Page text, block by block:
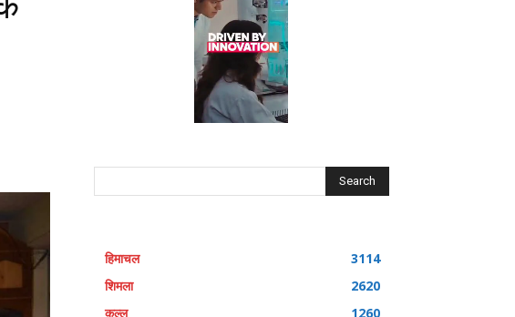
Search
हिमाचल
3114
शिमला
2620
कुल्लू
1260